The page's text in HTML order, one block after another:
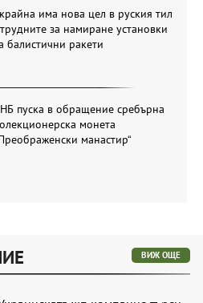
има нова цел в руския тил
за намиране установки
балистични ракети
пуска в обращение сребърна
монета
манастир“
ВИЖ ОЩЕ